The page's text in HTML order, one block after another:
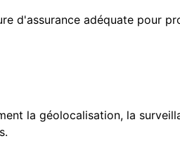
d'assurance adéquate pour
la géolocalisation, la